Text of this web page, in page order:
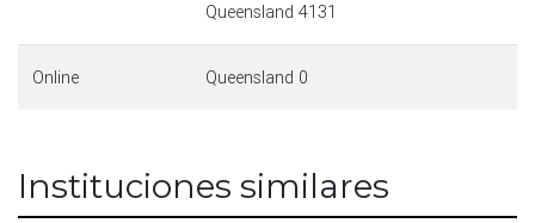
Queensland 4131
Online Queensland 0
Instituciones similares